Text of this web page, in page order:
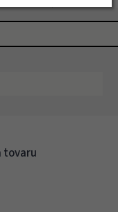
tovaru